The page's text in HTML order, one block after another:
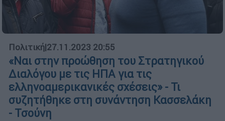
Πολιτική|27.11.2023 20:55
«Ναι στην προώθηση του Στρατηγικού
Διαλόγου με τις ΗΠΑ για τις
ελληνοαμερικανικές σχέσεις» - Τι
συζητήθηκε στη συνάντηση Κασσελάκη
- Τσούνη